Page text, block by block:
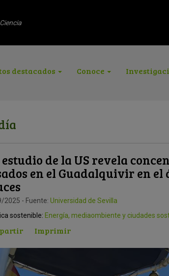
destacados Conoce
de la US revela
en el Guadalquivir en
2025 - Fuente: Universidad de Sevilla
sostenible: Energía, mediaombiente y ciudades
Imprimir